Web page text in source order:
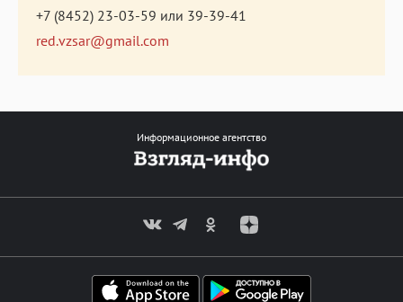
+7 (8452) 23-03-59 или 39-39-41
red.vzsar@gmail.com
Информационное агентство